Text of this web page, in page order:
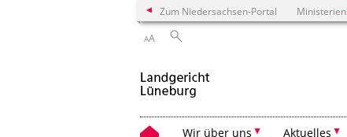
Zum Niedersachsen-Portal Ministerien
AA
Wir über uns Aktuelles